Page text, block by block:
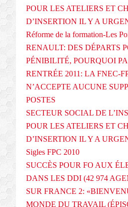
POUR LES ATELIERS ET
D’INSERTION IL Y A
Réforme de la formation-Les
RENAULT: DES DÉPARTS
PÉNIBILITÉ, POURQUOI
RENTRÉE 2011: LA FNEC-
N’ACCEPTE AUCUNE
POSTES
SECTEUR SOCIAL DE
POUR LES ATELIERS ET
D’INSERTION IL Y A
Sigles FPC 2010
SUCCÈS POUR FO AUX
DANS LES DDI (42 974
SUR FRANCE 2:
MONDE DU TRAVAIL